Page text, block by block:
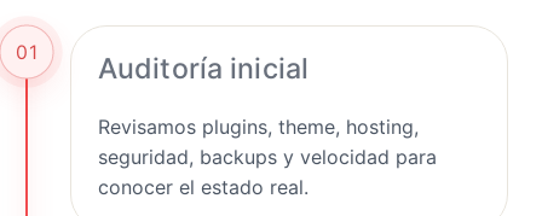
01 Auditoría inicial
Revisamos plugins, theme, hosting,
seguridad, backups y velocidad para
conocer el estado real.